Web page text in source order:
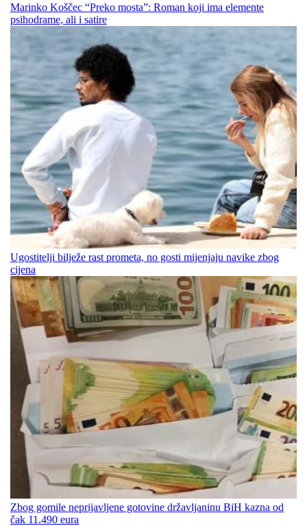
Marinko Koščec “Preko mosta”: Roman koji ima elemente
psihodrame, ali i satire
Ugostitelji bilježe rast prometa, no gosti mijenjaju navike zbog
cijena
Zbog gomile neprijavljene gotovine državljaninu BiH kazna od
čak 11.490 eura